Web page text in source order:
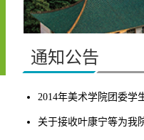
通知公告
2014年美术学院团委学
关于接收叶康宁等为我